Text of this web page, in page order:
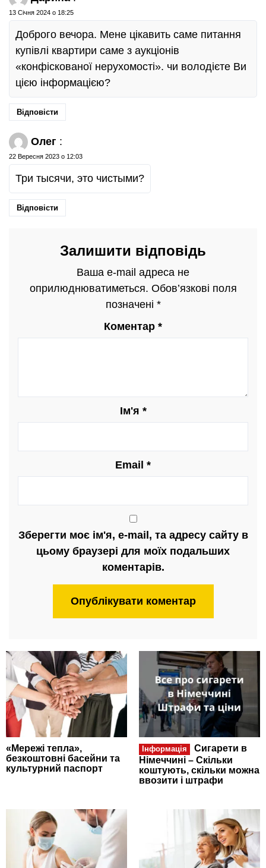
13 Січня 2024 о 18:25
Доброго вечора. Мене цікавить саме питання
купівлі квартири саме з аукціонів
«конфіскованої нерухомості». чи володієте Ви
цією інформацією?
Відповісти
Олег :
22 Вересня 2023 о 12:03
Три тысячи, это чистыми?
Відповісти
Залишити відповідь
Ваша e-mail адреса не
оприлюднюватиметься. Обов’язкові поля
позначені *
Коментар *
Ім'я *
Email *
Зберегти моє ім'я, e-mail, та адресу сайту в
цьому браузері для моїх подальших
коментарів.
«Мережі тепла»,
безкоштовні басейни та
культурний паспорт
Інформація
Сигарети в
Німеччині – Скільки
коштують, скільки можна
ввозити і штрафи